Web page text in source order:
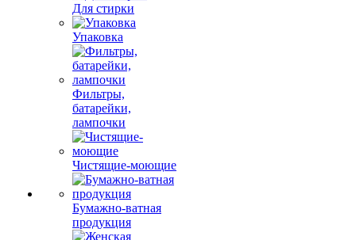
Для стирки
Упаковка
Фильтры,
батарейки,
лампочки
Чистящие-моющие
Бумажно-ватная
продукция